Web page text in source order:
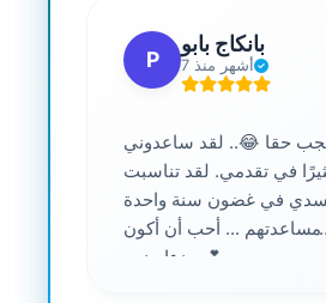
P
بانكاج بابو
7 أشهر منذ
حقا 😂.. لقد ساعدوني
في تقدمي. لقد تناسبت
في غضون سنة واحدة
... أحب أن أكون
جزءا منهم 💕